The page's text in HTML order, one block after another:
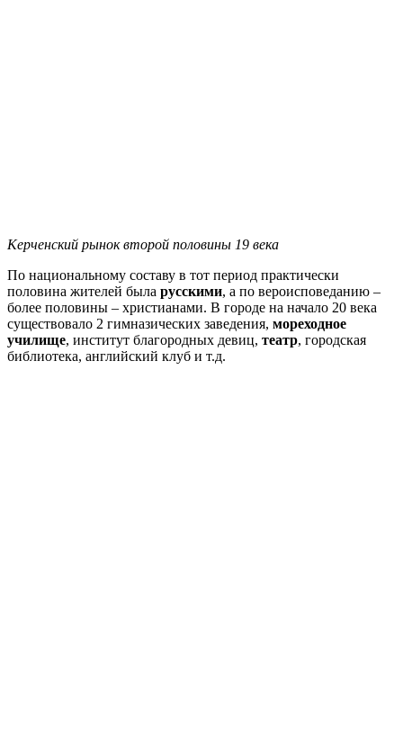
Керченский рынок второй половины 19 века
По национальному составу в тот период практически
половина жителей была русскими, а по вероисповеданию –
более половины – христианами. В городе на начало 20 века
существовало 2 гимназических заведения, мореходное
училище, институт благородных девиц, театр, городская
библиотека, английский клуб и т.д.